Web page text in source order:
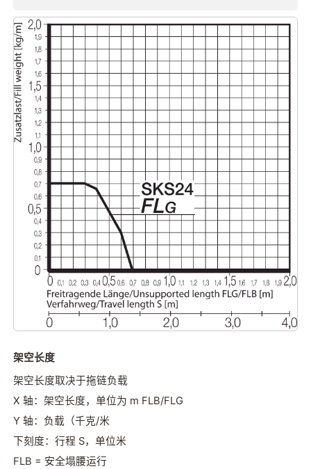
架空长度
架空长度取决于拖链负载
X 轴：架空长度，单位为 m FLB/FLG
Y 轴：负载（千克/米
下刻度：行程 S，单位米
FLB = 安全塌腰运行